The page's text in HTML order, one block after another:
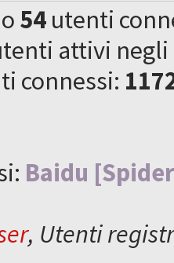
54utenti
attivi
connessi:
Baidu
, Utenti